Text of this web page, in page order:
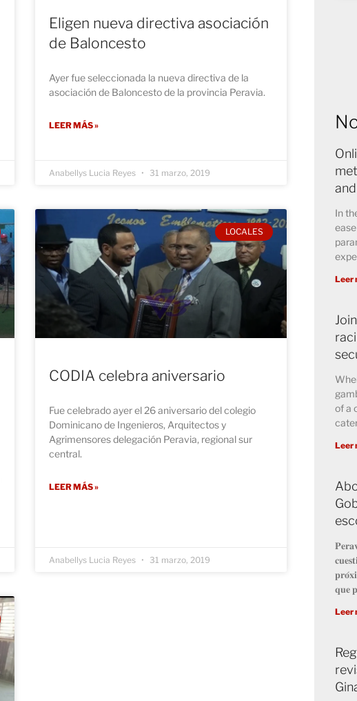
Eligen nueva directiva asociación
de Baloncesto
Ayer fue seleccionada la nueva directiva de la
asociación de Baloncesto de la provincia Peravia.
LEER MÁS »
Anabellys Lucia Reyes 31 marzo, 2019
LOCALES
CODIA celebra aniversario
Fue celebrado ayer el 26 aniversario del colegio
Dominicano de Ingenieros, Arquitectos y
Agrimensores delegación Peravia, regional sur
central.
LEER MÁS »
Anabellys Lucia Reyes 31 marzo, 2019
In
Leer
of a
Leer
𝐪𝐮𝐞
Leer